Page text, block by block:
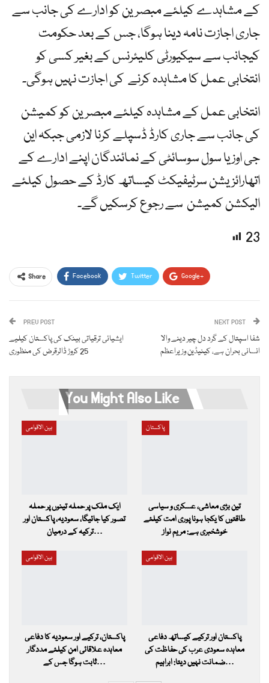
کے مشاہدے کیلئے مبصرین کو ادارے کی جانب سے
جاری اجازت نامہ دینا ہوگا، جس کے بعد حکومت
کیجانب سے سیکیورٹی کلیئرنس کے بغیر کسی کو
انتخابی عمل کا مشاہدہ کرنے کی اجازت نہیں ہوگی۔
انتخابی عمل کے مشاہدہ کیلئے مبصرین کو کمیشن
کی جانب سے جاری کارڈ ڈسپلے کرنا لازمی جبکہ این
جی اوز یا سول سوسائٹی کے نمائندگان اپنے ادارے کے
اتھارائزیشن سرٹیفیکٹ کیساتھ کارڈ کے حصول کیلئے
الیکشن کمیشن سے رجوع کرسکیں گے۔
23
Share Facebook Twitter Google+
Email
PREV POST
ایشیائی ترقیاتی بینک کی پاکستان کیلیے
25 کروڑ ڈالرقرض کی منظوری
NEXT POST
شفا اسپتال کے گرد دل چیر دینے والا
انسانی بحران ہے، کینیڈین وزیراعظم
You Might Also Like
بین الاقوامی
ایک ملک پر حملہ تینوں پر حملہ
تصور کیا جائیگا، سعودیہ، پاکستان اور
ترکیہ کے درمیان…
پاکستان
تین بڑی معاشی، عسکری و سیاسی
طاقتوں کا یکجا ہونا پوری امت کیلئے
خوشخبری ہے: مریم نواز
بین الاقوامی
پاکستان، ترکیے اور سعودیہ کا دفاعی
معاہدہ علاقائی امن کیلئے مددگار
ثابت ہوگا جس کے…
بین الاقوامی
پاکستان اور ترکیے کیساتھ دفاعی
معاہدہ سعودی عرب کی حفاظت کی
ضمانت نہیں دیتا: ابراہیم…